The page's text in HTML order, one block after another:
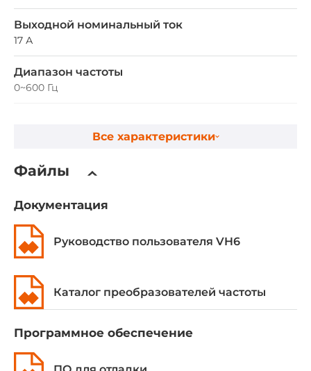
Выходной номинальный ток
17 А
Диапазон частоты
0~600 Гц
110 мм
Глубина
Высота
Эксплуатационные характеристики
Температура эксплуатации
Все характеристики
Файлы
Документация
Руководство пользователя VH6
Каталог преобразователей частоты
Программное обеспечение